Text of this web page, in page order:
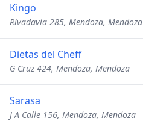
Kingo
Rivadavia 285, Mendoza, Mendoza
Dietas del Cheff
G Cruz 424, Mendoza, Mendoza
Sarasa
J A Calle 156, Mendoza, Mendoza